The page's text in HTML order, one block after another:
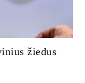
žiedus